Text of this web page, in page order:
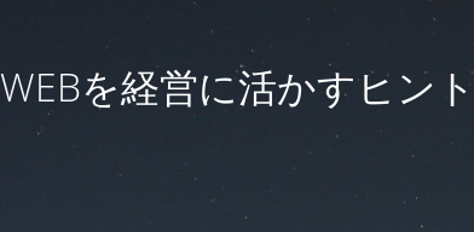
WEBを経営に活かすヒント